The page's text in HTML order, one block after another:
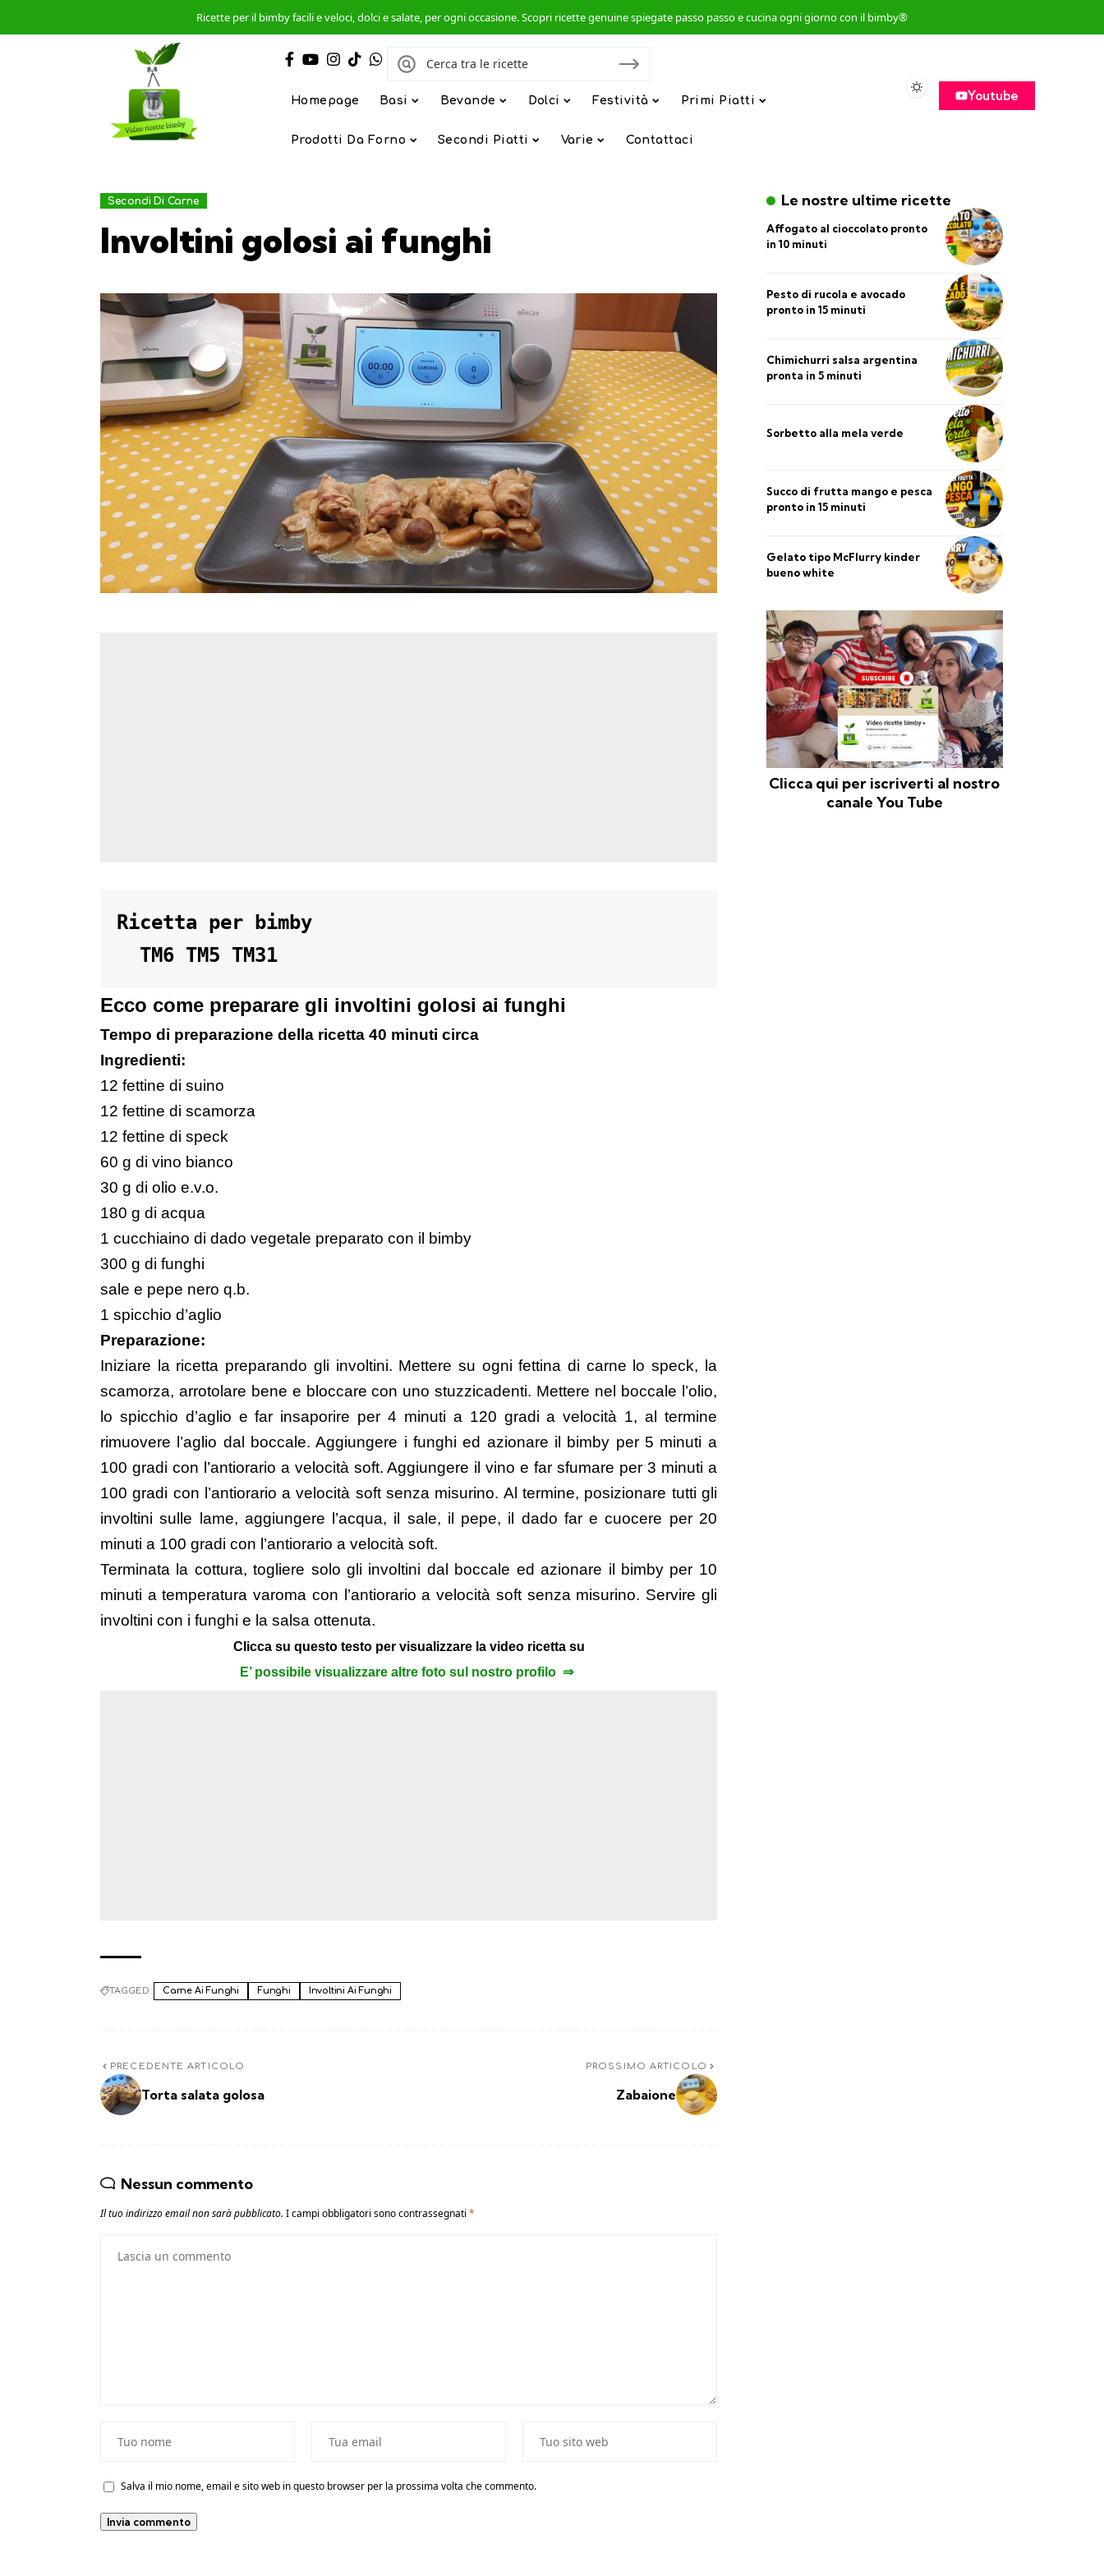
Ricette per il bimby facili e veloci, dolci e salate, per ogni occasione. Scopri ricette genuine spiegate passo passo e cucina ogni giorno con il bimby®
Homepage Basi Bevande Dolci Festività Primi Piatti
Prodotti Da Forno Secondi Piatti Varie Contattaci
Youtube
Secondi Di Carne
Involtini golosi ai funghi
Ricetta per bimby
  TM6 TM5 TM31
Ecco come preparare gli involtini golosi ai funghi
Tempo di preparazione della ricetta 40 minuti circa
Ingredienti:
12 fettine di suino
12 fettine di scamorza
12 fettine di speck
60 g di vino bianco
30 g di olio e.v.o.
180 g di acqua
1 cucchiaino di dado vegetale preparato con il bimby
300 g di funghi
sale e pepe nero q.b.
1 spicchio d’aglio
Preparazione:
Iniziare la ricetta preparando gli involtini. Mettere su ogni fettina di carne lo speck, la
scamorza, arrotolare bene e bloccare con uno stuzzicadenti. Mettere nel boccale l’olio,
lo spicchio d’aglio e far insaporire per 4 minuti a 120 gradi a velocità 1, al termine
rimuovere l’aglio dal boccale. Aggiungere i funghi ed azionare il bimby per 5 minuti a
100 gradi con l’antiorario a velocità soft. Aggiungere il vino e far sfumare per 3 minuti a
100 gradi con l’antiorario a velocità soft senza misurino. Al termine, posizionare tutti gli
involtini sulle lame, aggiungere l’acqua, il sale, il pepe, il dado far e cuocere per 20
minuti a 100 gradi con l’antiorario a velocità soft.
Terminata la cottura, togliere solo gli involtini dal boccale ed azionare il bimby per 10
minuti a temperatura varoma con l’antiorario a velocità soft senza misurino. Servire gli
involtini con i funghi e la salsa ottenuta.
Clicca su questo testo per visualizzare la video ricetta su
E’ possibile visualizzare altre foto sul nostro profilo ⇒
TAGGED: Carne Ai Funghi Funghi Involtini Ai Funghi
PRECEDENTE ARTICOLO
Torta salata golosa
PROSSIMO ARTICOLO
Zabaione
Nessun commento
Il tuo indirizzo email non sarà pubblicato. I campi obbligatori sono contrassegnati *
Salva il mio nome, email e sito web in questo browser per la prossima volta che commento.
Le nostre ultime ricette
Affogato al cioccolato pronto
in 10 minuti
Pesto di rucola e avocado
pronto in 15 minuti
Chimichurri salsa argentina
pronta in 5 minuti
Sorbetto alla mela verde
Succo di frutta mango e pesca
pronto in 15 minuti
Gelato tipo McFlurry kinder
bueno white
Clicca qui per iscriverti al nostro
canale You Tube